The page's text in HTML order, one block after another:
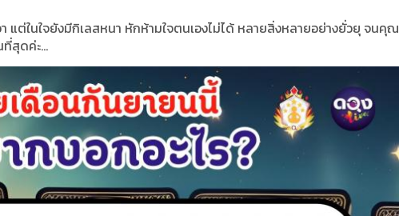
แต่ในใจยังมีกิเลสหนา หักห้ามใจตนเองไม่ได้ หลายสิ่งหลายอย่างยั่วยุ จนคุณ
สุดค่ะ...